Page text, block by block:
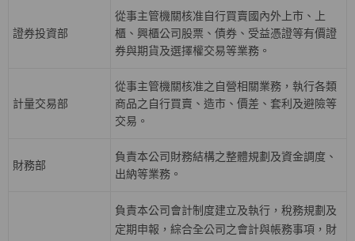
證券投資部
從事主管機關核准自行買賣國內外上市、上
櫃、興櫃公司股票、債券、受益憑證等有價證
券與期貨及選擇權交易等業務。
計量交易部
從事主管機關核准之自營相關業務，執行各類
商品之自行買賣、造市、價差、套利及避險等
交易。
財務部
負責本公司財務結構之整體規劃及資金調度、
出納等業務。
負責本公司會計制度建立及執行，稅務規劃及
定期申報，綜合全公司之會計與帳務事項，財